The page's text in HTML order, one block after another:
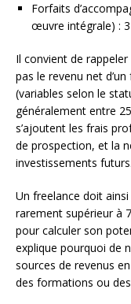
Forfaits
œuvre intégrale) :
Il convient de
pas le revenu net
(variables selon le
généralement entre
s’ajoutent les frais
de prospection, et la
investissements futurs.
Un freelance doit
rarement supérieur à
pour calculer son
explique pourquoi de
sources de revenus
des formations ou